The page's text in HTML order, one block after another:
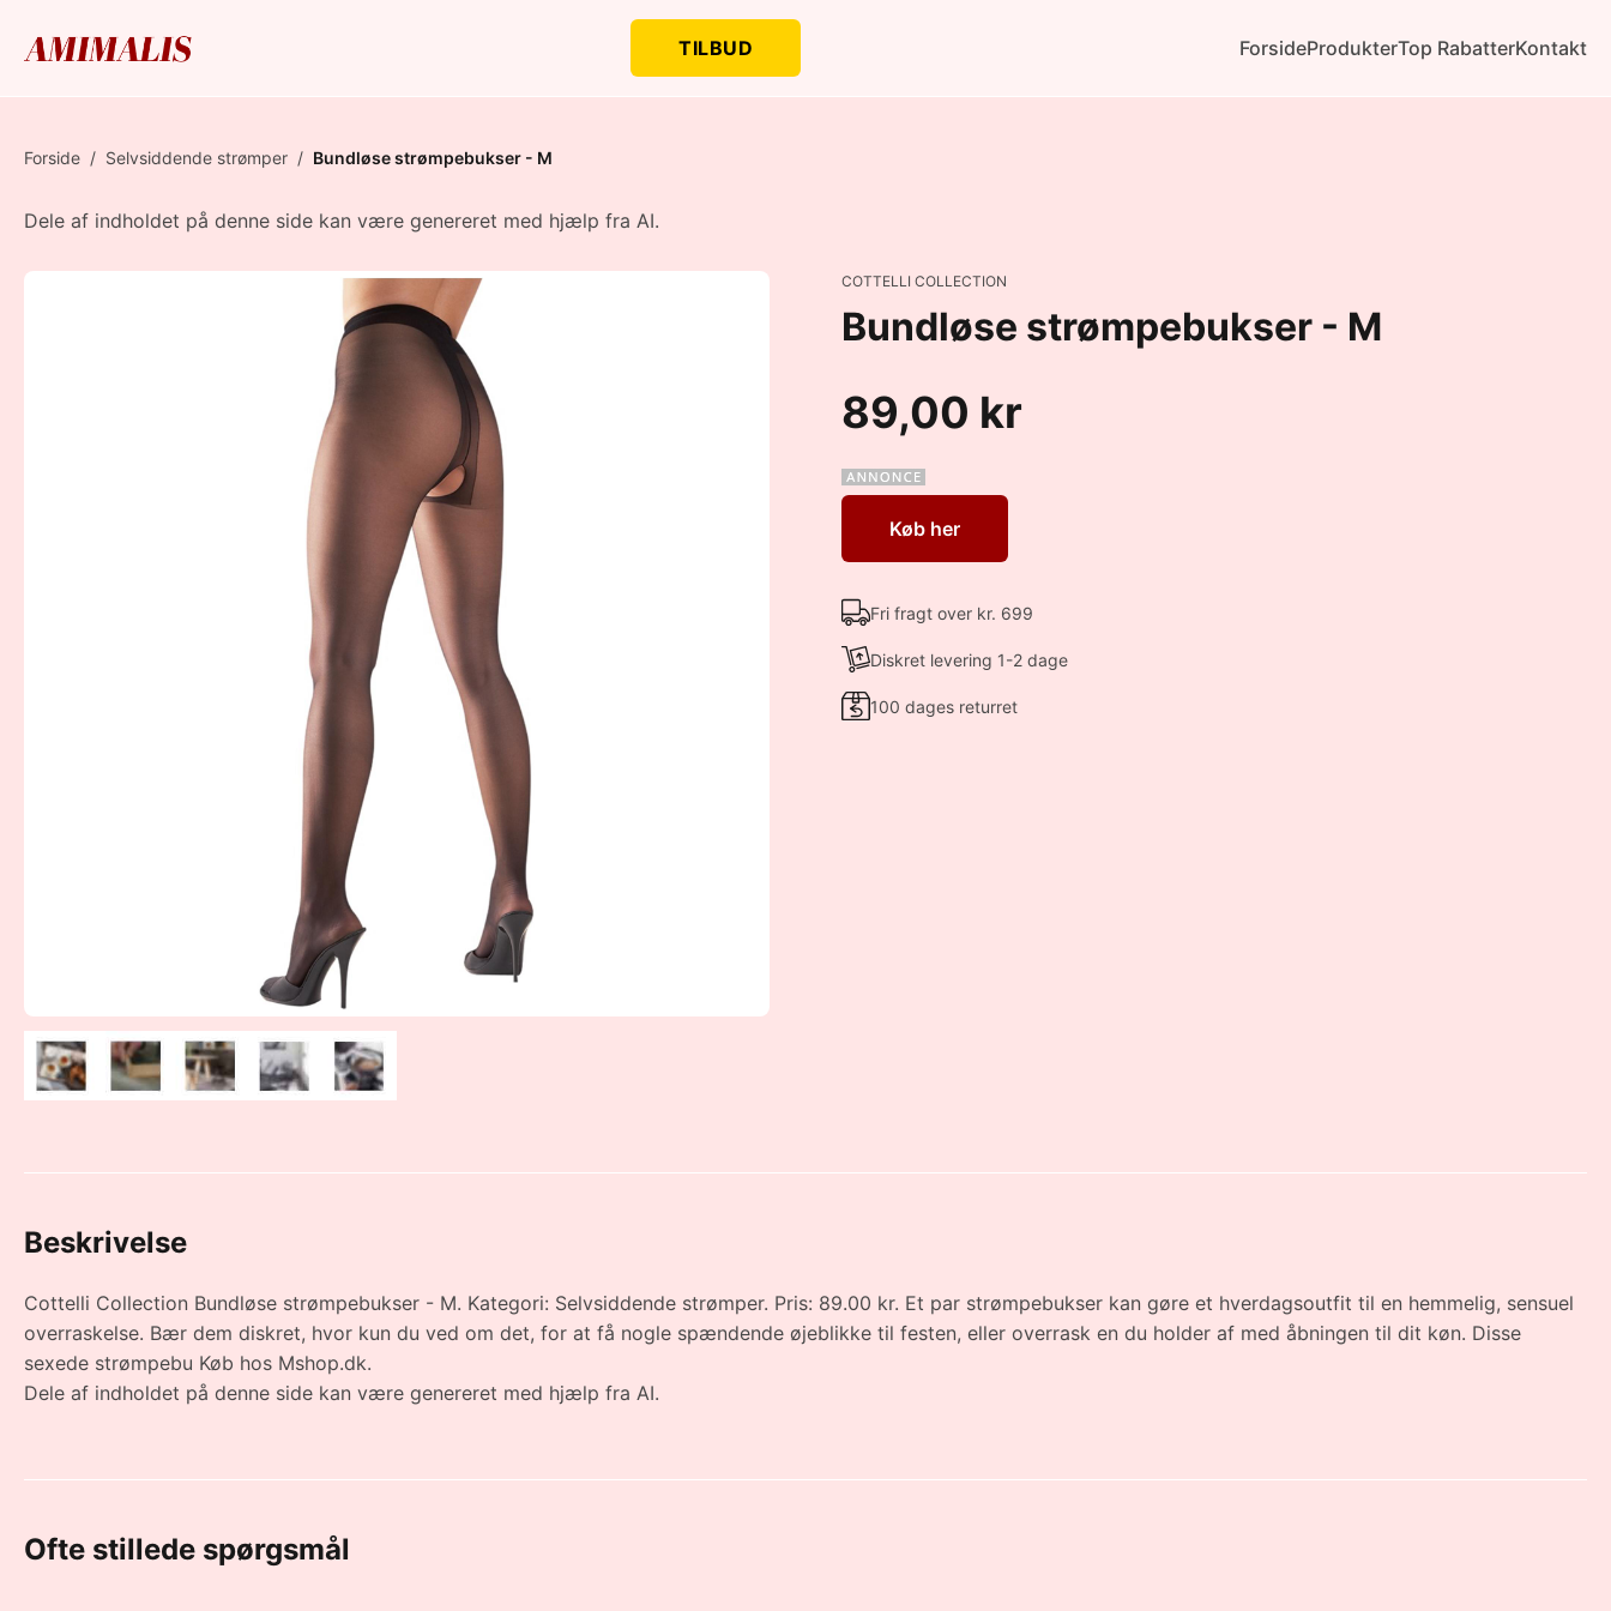
TILBUD ForsideProdukterTop RabatterKontakt
Forside / Selvsiddende strømper / Bundløse strømpebukser - M
Dele af indholdet på denne side kan være genereret med hjælp fra AI.
COTTELLI COLLECTION
Bundløse strømpebukser - M
89,00 kr
Køb her
Fri fragt over kr. 699
Diskret levering 1-2 dage
100 dages returret
Beskrivelse
Cottelli Collection Bundløse strømpebukser - M. Kategori: Selvsiddende strømper. Pris: 89.00 kr. Et par strømpebukser kan gøre et hverdagsoutfit til en hemmelig, sensuel
overraskelse. Bær dem diskret, hvor kun du ved om det, for at få nogle spændende øjeblikke til festen, eller overrask en du holder af med åbningen til dit køn. Disse
sexede strømpebu Køb hos Mshop.dk.
Dele af indholdet på denne side kan være genereret med hjælp fra AI.
Ofte stillede spørgsmål